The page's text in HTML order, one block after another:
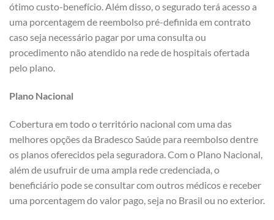
ótimo custo-benefício. Além disso, o segurado terá acesso a
uma porcentagem de reembolso pré-definida em contrato
caso seja necessário pagar por uma consulta ou
procedimento não atendido na rede de hospitais ofertada
pelo plano.
Plano Nacional
Cobertura em todo o território nacional com uma das
melhores opções da Bradesco Saúde para reembolso dentre
os planos oferecidos pela seguradora. Com o Plano Nacional,
além de usufruir de uma ampla rede credenciada, o
beneficiário pode se consultar com outros médicos e receber
uma porcentagem do valor pago, seja no Brasil ou no exterior.